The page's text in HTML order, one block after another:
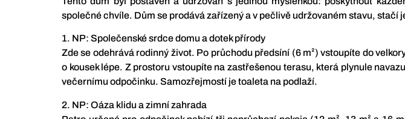
společné chvíle. Dům se prodává zařízený a v pečlivě udržovaném stavu, stačí
1. NP: Společenské srdce domu a dotek přírody
Zde se odehrává rodinný život. Po průchodu předsíní (6 m²) vstoupíte do
o kousek lépe. Z prostoru vstoupíte na zastřešenou terasu, která plynule
večernímu odpočinku. Samozřejmostí je toaleta na podlaží.
2. NP: Oáza klidu a zimní zahrada